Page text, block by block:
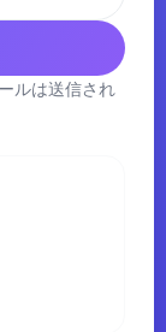
ルは送信され